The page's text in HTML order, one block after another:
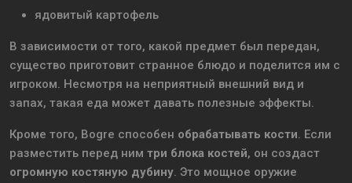
ядовитый картофель
В зависимости от того, какой предмет был передан,
существо приготовит странное блюдо и поделится им с
игроком. Несмотря на неприятный внешний вид и
запах, такая еда может давать полезные эффекты.
Кроме того, Bogre способен обрабатывать кости. Если
разместить перед ним три блока костей, он создаст
огромную костяную дубину. Это мощное оружие